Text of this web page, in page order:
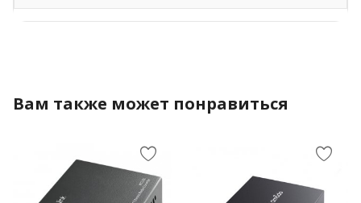
Вам также может понравиться